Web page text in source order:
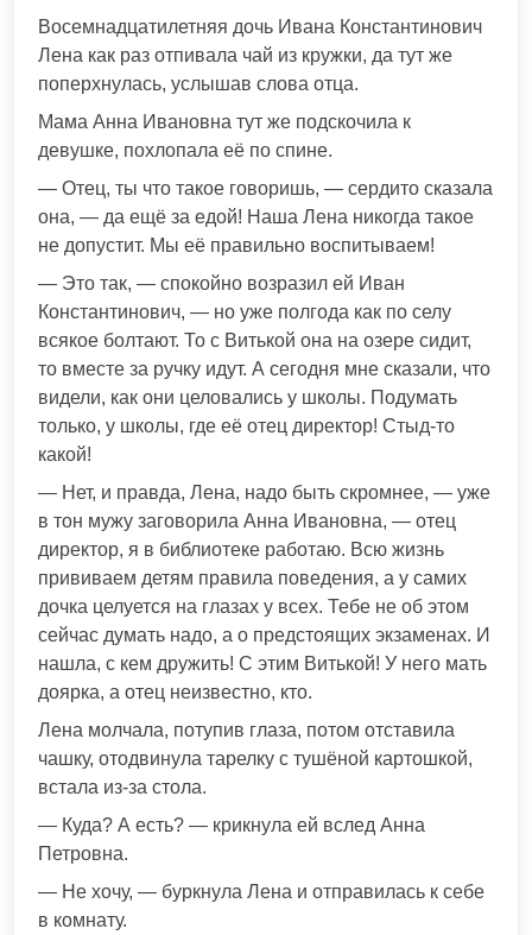
Восемнадцатилетняя дочь Ивана Константинович
Лена как раз отпивала чай из кружки, да тут же
поперхнулась, услышав слова отца.
Мама Анна Ивановна тут же подскочила к
девушке, похлопала её по спине.
— Отец, ты что такое говоришь, — сердито сказала
она, — да ещё за едой! Наша Лена никогда такое
не допустит. Мы её правильно воспитываем!
— Это так, — спокойно возразил ей Иван
Константинович, — но уже полгода как по селу
всякое болтают. То с Витькой она на озере сидит,
то вместе за ручку идут. А сегодня мне сказали, что
видели, как они целовались у школы. Подумать
только, у школы, где её отец директор! Стыд-то
какой!
— Нет, и правда, Лена, надо быть скромнее, — уже
в тон мужу заговорила Анна Ивановна, — отец
директор, я в библиотеке работаю. Всю жизнь
прививаем детям правила поведения, а у самих
дочка целуется на глазах у всех. Тебе не об этом
сейчас думать надо, а о предстоящих экзаменах. И
нашла, с кем дружить! С этим Витькой! У него мать
доярка, а отец неизвестно, кто.
Лена молчала, потупив глаза, потом отставила
чашку, отодвинула тарелку с тушёной картошкой,
встала из-за стола.
— Куда? А есть? — крикнула ей вслед Анна
Петровна.
— Не хочу, — буркнула Лена и отправилась к себе
в комнату.